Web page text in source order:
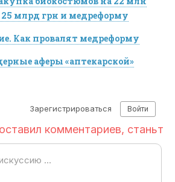
25 млрд грн и медреформу
Как провалят медреформу
аферы «аптекарской»